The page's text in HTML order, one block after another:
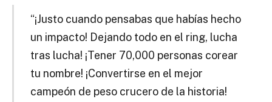
“¡Justo cuando pensabas que habías hecho
un impacto! Dejando todo en el ring, lucha
tras lucha! ¡Tener 70,000 personas corear
tu nombre! ¡Convertirse en el mejor
campeón de peso crucero de la historia!